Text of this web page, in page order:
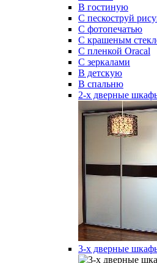
В гостиную
С пескоструй
С фотопечатью
С крашеным
С пленкой Oracal
С зеркалами
В детскую
В спальню
2-х дверные
3-х дверные